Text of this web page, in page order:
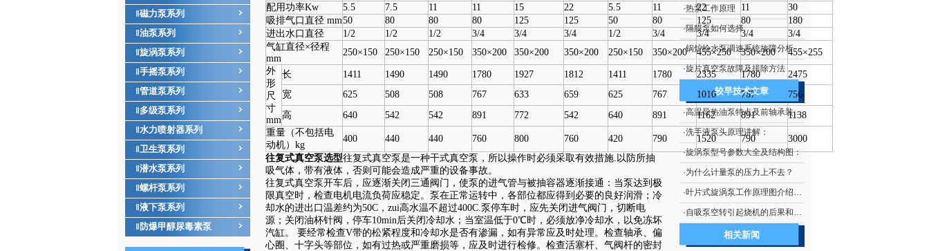
磁力泵系列
油泵系列
旋涡泵系列
手摇泵系列
管道泵系列
多级泵系列
水力喷射器系列
卫生泵系列
潜水泵系列
螺杆泵系列
液下泵系列
防爆甲醇尿毒素泵
配用功率Kw
5.5 7.5 11 11 15 22 5.5 11 22 11
30
吸排气口直径 mm50 80 80 80 125 125 50 80 125 80
180
进出水口直径
1/2 1/2 1/2 3/4 3/4 3/4 1/2 3/4 3/4 3/4
3/4
气缸直径×径程
mm
250×150 250×150 250×150 350×200 350×200 350×200 250×150 350×200 455×250 350×200
455×255
外
形
尺
寸
mm
长 1411 1490 1490 1780 1927 1812 1411 1780 2335 1780
2475
宽
625 508 508 767 633 659 625 767 1010 767
756
高
640 542 542 891 772 542 640 891 1162 891
1138
重量（不包括电
动机）kg
400 440 440 760 800 760 420 790 1520 790
3000
往复式真空泵选型往复式真空泵是一种干式真空泵，所以操作时必须采取有效措施.以防所抽
吸气体，带有液体，否则可能会造成严重的设备事故。
往复式真空泵开车后，应逐渐关闭三通阀门，使泵的进气管与被抽容器逐渐接通：当泵达到极
限真空时，检查电机电流负荷应稳定。泵在正常运转中，各部位都应得到必要的良好润滑；冷
却水的进出口温差约为50C，zui高水温不超过400C.泵停车时，应先关闭进气阀门，切断电
源；关闭油杯针阀，停车10min后关闭冷却水；当室温低于0℃时，必须放净冷却水，以免冻坏
汽缸。 要经常检查V带的松紧程度和冷却水是否有渗漏，如有异常应及时处理。检查轴承、偏
心圈、十字头等部位，如有过热或严重磨损等，应及时进行检修。检查活塞杆、气阀杆的密封
·热泵工作原理
·隔膜泵如何选择
·锅炉给水泵调速系统故障分析及处理技术
·旋片真空泵故障及排除方法
较早技术文章
·高温导热油泵特点及前轴承装配示意图：
·洗手液泵头原理讲解：
·旋涡泵型号参数大全及结构图：
·为什么计量泵的压力上不去？
·叶片式旋涡泵工作原理图介绍及如何使用：
·自吸泵空转引起烧机的后果和如何防止自吸泵空转：
相关新闻